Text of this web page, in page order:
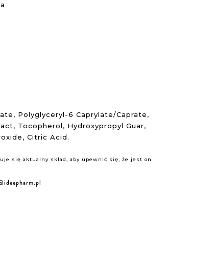
Polyglyceryl-6 Caprylate/Caprate,
Tocopherol, Hydroxypropyl Guar,
Citric Acid.
się aktualny skład, aby upewnić się, że jest on